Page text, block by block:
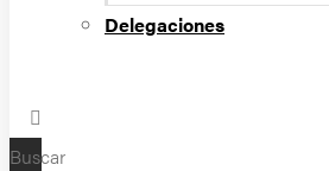
Delegaciones
Buscar